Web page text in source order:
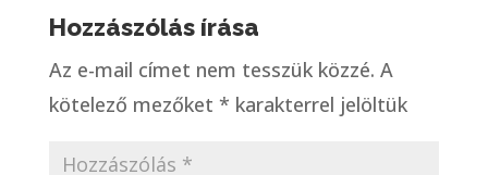
Hozzászólás írása
Az e-mail címet nem tesszük közzé. A
kötelező mezőket * karakterrel jelöltük